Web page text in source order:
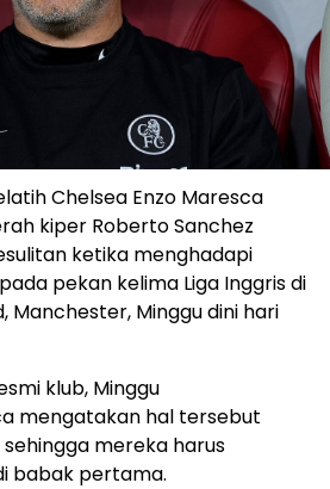
Chelsea Enzo Maresca
kiper Roberto Sanchez
ketika menghadapi
pekan kelima Liga Inggris di
Manchester, Minggu dini hari
klub, Minggu
mengatakan hal tersebut
mereka harus
babak pertama.